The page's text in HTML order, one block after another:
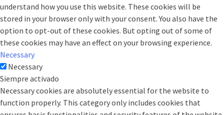
understand how you use this website. These cookies will be
stored in your browser only with your consent. You also have the
option to opt-out of these cookies. But opting out of some of
these cookies may have an effect on your browsing experience.
Necessary
Necessary
Siempre activado
Necessary cookies are absolutely essential for the website to
function properly. This category only includes cookies that